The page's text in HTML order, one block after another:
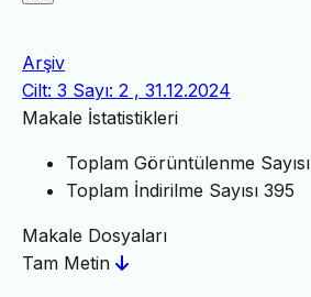
Arşiv
Cilt: 3 Sayı: 2 , 31.12.2024
Makale İstatistikleri
Toplam Görüntülenme Sayısı
Toplam İndirilme Sayısı 395
Makale Dosyaları
Tam Metin